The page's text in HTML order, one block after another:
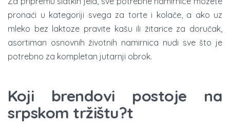
pronaći u kategoriji svega za torte i kolače, a ako uz
mleko bez laktoze pravite kašu ili žitarice za doručak,
asortiman osnovnih životnih namirnica nudi sve što je
potrebno za kompletan jutarnji obrok.
Koji brendovi postoje na
srpskom tržištu?t